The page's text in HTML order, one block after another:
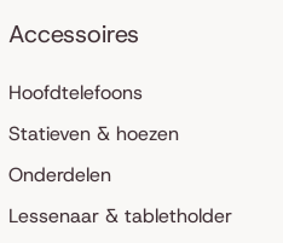
Accessoires
Hoofdtelefoons
Statieven & hoezen
Onderdelen
Lessenaar & tabletholder